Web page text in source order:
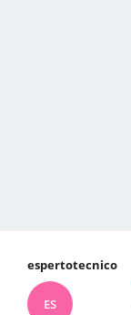
espertotecnico
ES